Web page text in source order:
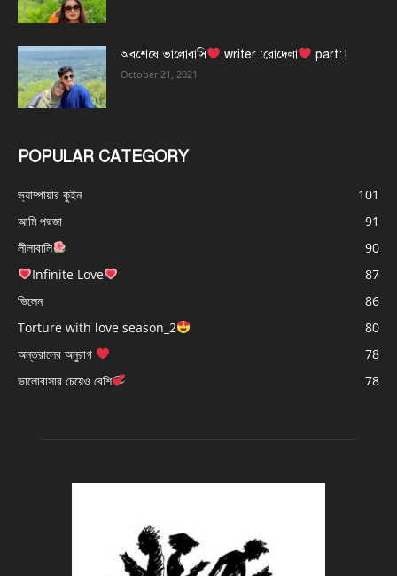
অবশেষে ভালোবাসি writer :রোদেলা part:1
October 21, 2021
POPULAR CATEGORY
ভ্যাম্পায়ার কুইন
101
আমি পদ্মজা
91
লীলাবালি
90
Infinite Love
87
ভিলেন
86
Torture with love season_2
80
অন্তরালের অনুরাগ
78
ভালোবাসার চেয়েও বেশি
78